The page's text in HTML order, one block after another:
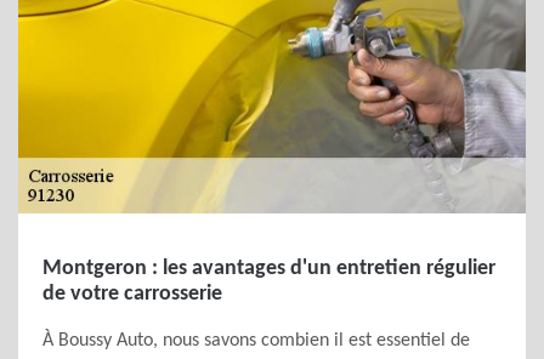
Montgeron : les avantages d'un entretien régulier
de votre carrosserie
À Boussy Auto, nous savons combien il est essentiel de